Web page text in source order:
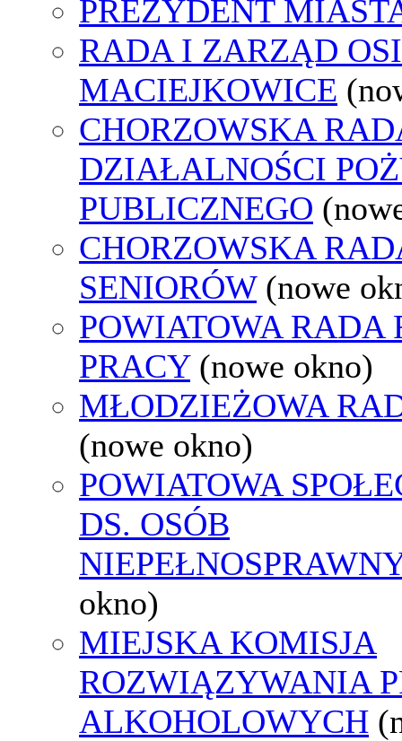
PREZYDENT
RADA I ZARZĄD
MACIEJKOWICE
CHORZOWSKA
DZIAŁALNOŚCI
PUBLICZNEGO
CHORZOWSKA
SENIORÓW (nowe
POWIATOWA RADA
PRACY (nowe okno)
MŁODZIEŻOWA
(nowe okno)
POWIATOWA
DS. OSÓB
okno)
MIEJSKA KOMISJA
ROZWIĄZYWANIA
ALKOHOLOWYCH